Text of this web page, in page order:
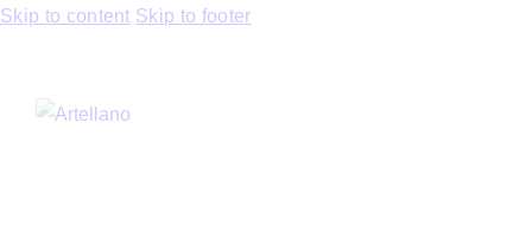
Skip to content Skip to footer